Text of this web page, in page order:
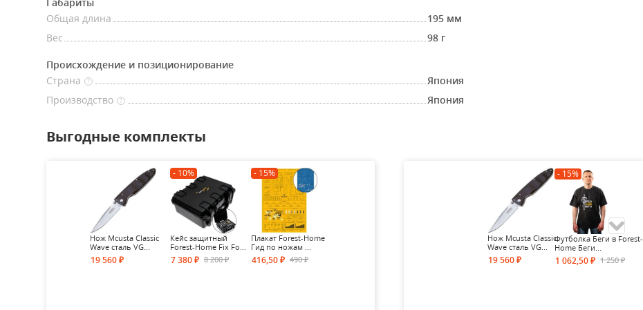
Общая длина
195 мм
Вес
98 г
Происхождение и позиционирование
Страна
?
Япония
Производство
? Япония
Выгодные комплекты
Нож Mcusta Classic
Wave сталь VG...
19 560 ₽
- 10%
Кейс защитный
Forest-Home Fix Fo...
7 380₽ 8 200₽
- 15%
Плакат Forest-Home
Гид по ножам ...
416,50 ₽ 490₽
Нож Mcusta Classic
Wave сталь VG...
19 560 ₽
- 15%
Футболка Беги в Forest-
Home Беги...
1 062,50 ₽ 1 250₽